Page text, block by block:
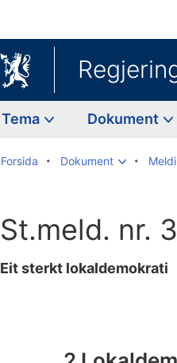
Tema Dokument
Forsida Dokument
St.meld. nr.
Eit sterkt lokaldemokrati